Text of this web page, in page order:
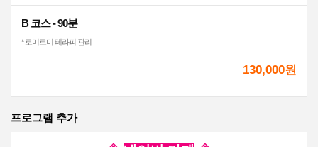
B 코스 - 90분
* 로미로미 테라피 관리
130,000원
프로그램 추가